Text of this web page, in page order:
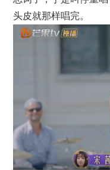
头皮就那样唱完。